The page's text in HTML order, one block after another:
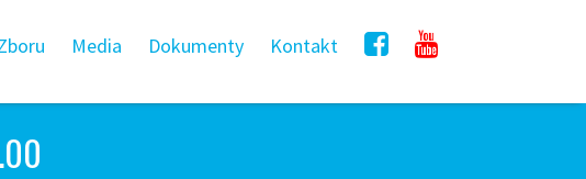
Media Dokumenty Kontakt